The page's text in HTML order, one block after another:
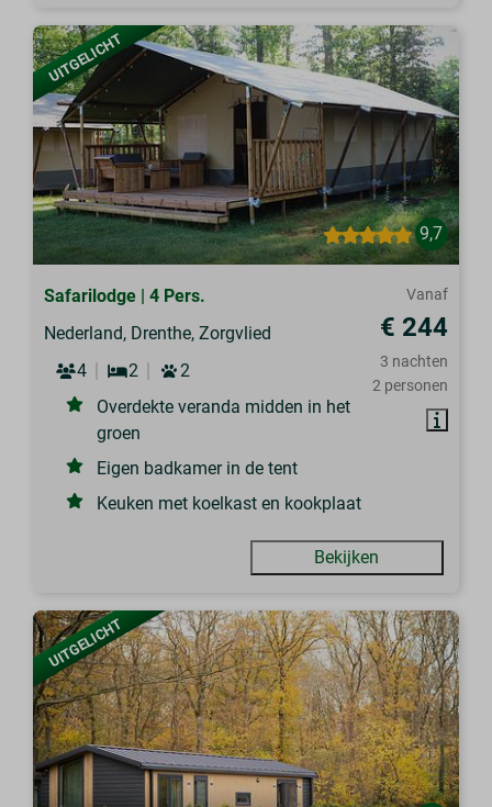
UITGELICHT
9,7
Vanaf
€ 244
3 nachten
2 personen
Safarilodge | 4 Pers.
Nederland, Drenthe, Zorgvlied
4
2
2
Overdekte veranda midden in het
groen
Eigen badkamer in de tent
Keuken met koelkast en kookplaat
Bekijken
UITGELICHT